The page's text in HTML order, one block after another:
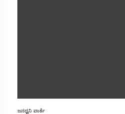
ಜನಧ್ವನಿ ವಾರ್ತೆ